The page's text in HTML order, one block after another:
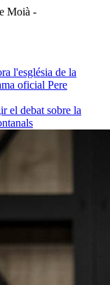
Moià -
l'església de la
oficial Pere
el debat sobre la